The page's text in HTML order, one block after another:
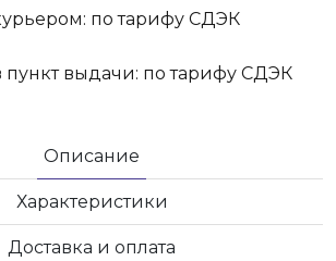
по тарифу СДЭК
пункт выдачи: по тарифу СДЭК
Описание
Характеристики
Доставка и оплата